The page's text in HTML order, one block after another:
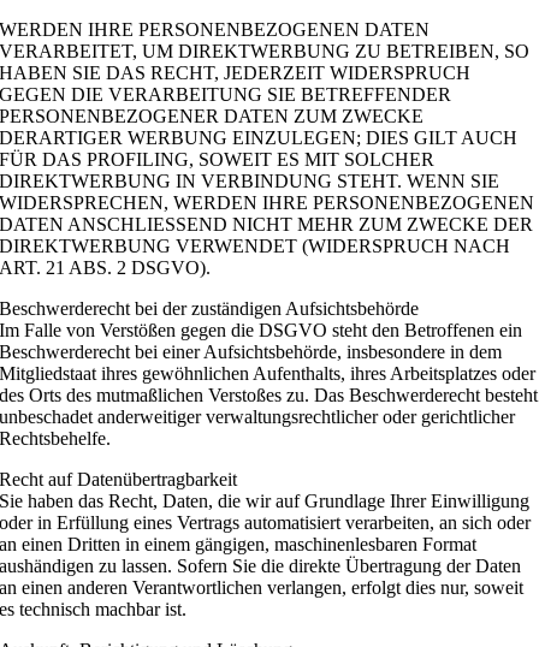
WERDEN IHRE PERSONENBEZOGENEN DATEN
VERARBEITET, UM DIREKTWERBUNG ZU BETREIBEN, SO
HABEN SIE DAS RECHT, JEDERZEIT WIDERSPRUCH
GEGEN DIE VERARBEITUNG SIE BETREFFENDER
PERSONENBEZOGENER DATEN ZUM ZWECKE
DERARTIGER WERBUNG EINZULEGEN; DIES GILT AUCH
FÜR DAS PROFILING, SOWEIT ES MIT SOLCHER
DIREKTWERBUNG IN VERBINDUNG STEHT. WENN SIE
WIDERSPRECHEN, WERDEN IHRE PERSONENBEZOGENEN
DATEN ANSCHLIESSEND NICHT MEHR ZUM ZWECKE DER
DIREKTWERBUNG VERWENDET (WIDERSPRUCH NACH
ART. 21 ABS. 2 DSGVO).
Beschwerde­recht bei der zuständigen Aufsichts­behörde
Im Falle von Verstößen gegen die DSGVO steht den Betroffenen ein
Beschwerderecht bei einer Aufsichtsbehörde, insbesondere in dem
Mitgliedstaat ihres gewöhnlichen Aufenthalts, ihres Arbeitsplatzes oder
des Orts des mutmaßlichen Verstoßes zu. Das Beschwerderecht besteht
unbeschadet anderweitiger verwaltungsrechtlicher oder gerichtlicher
Rechtsbehelfe.
Recht auf Daten­übertrag­barkeit
Sie haben das Recht, Daten, die wir auf Grundlage Ihrer Einwilligung
oder in Erfüllung eines Vertrags automatisiert verarbeiten, an sich oder
an einen Dritten in einem gängigen, maschinenlesbaren Format
aushändigen zu lassen. Sofern Sie die direkte Übertragung der Daten
an einen anderen Verantwortlichen verlangen, erfolgt dies nur, soweit
es technisch machbar ist.